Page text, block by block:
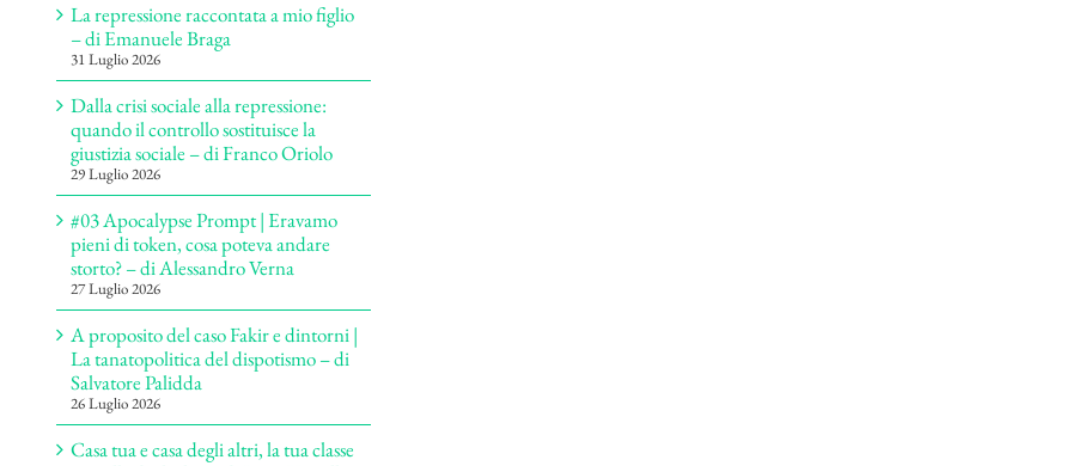
La repressione raccontata a mio figlio
– di Emanuele Braga
31 Luglio 2026
Dalla crisi sociale alla repressione:
quando il controllo sostituisce la
giustizia sociale – di Franco Oriolo
29 Luglio 2026
#03 Apocalypse Prompt | Eravamo
pieni di token, cosa poteva andare
storto? – di Alessandro Verna
27 Luglio 2026
A proposito del caso Fakir e dintorni |
La tanatopolitica del dispotismo – di
Salvatore Palidda
26 Luglio 2026
Casa tua e casa degli altri, la tua classe